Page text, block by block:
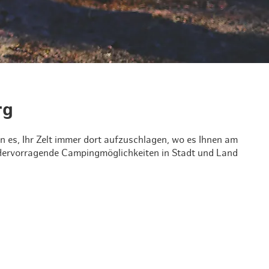
shoppen
essen & trinken
es, Ihr Zelt immer dort aufzuschlagen, wo es Ihnen am
Campingmöglichkeiten in Stadt und Land